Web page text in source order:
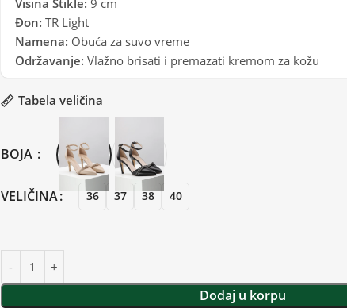
Đon: TR Light
Namena: Obuća za suvo vreme
Održavanje: Vlažno brisati i premazati kremom za kožu
Tabela veličina
BOJA
VELIČINA 36 37 38 40
Dodaj u korpu